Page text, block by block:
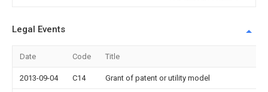
Legal Events
Date Code Title
2013-09-04 C14 Grant of patent or utility model